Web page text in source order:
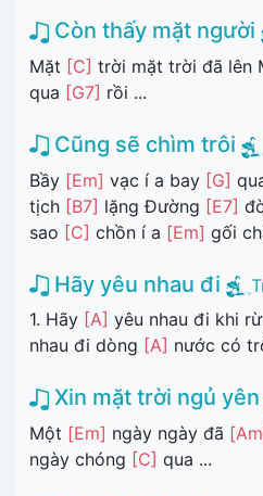
Còn thấy mặt người
Mặt [C] trời mặt trời đã lên
qua [G7] rồi ...
Cũng sẽ chìm trôi
Bầy [Em] vạc í a bay [G]
tịch [B7] lặng Đường [E7]
sao [C] chồn í a [Em] gối
Hãy yêu nhau đi
1. Hãy [A] yêu nhau đi khi
nhau đi dòng [A] nước có
Xin mặt trời ngủ yên
Một [Em] ngày ngày đã
ngày chóng [C] qua ...